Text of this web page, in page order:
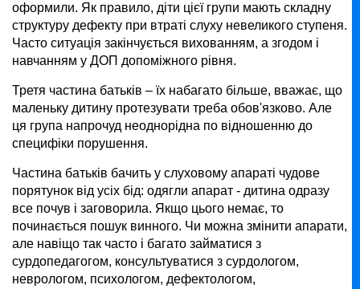
оформили. Як правило, діти цієї групи мають складну
структуру дефекту при втраті слуху невеликого ступеня.
Часто ситуація закінчується вихованням, а згодом і
навчанням у ДОП допоміжного рівня.
Третя частина батьків – їх набагато більше, вважає, що
маленьку дитину протезувати треба обов'язково. Але
ця група напрочуд неоднорідна по відношенню до
специфіки порушення.
Частина батьків бачить у слуховому апараті чудове
порятунок від усіх бід: одягли апарат - дитина одразу
все почув і заговорила. Якщо цього немає, то
починається пошук винного. Чи можна змінити апарати,
але навіщо так часто і багато займатися з
сурдопедагогом, консультуватися з сурдологом,
неврологом, психологом, дефектологом,